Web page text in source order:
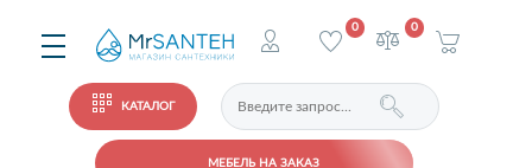
КАТАЛОГ
МЕБЕЛЬ НА ЗАКАЗ
0 0